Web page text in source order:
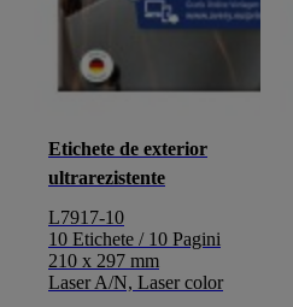
Etichete de exterior
ultrarezistente
L7917-10
10 Etichete / 10 Pagini
210 x 297 mm
Laser A/N, Laser color